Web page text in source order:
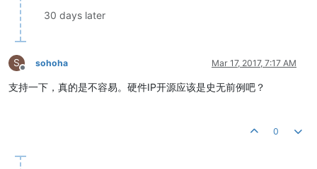
30 days later
S
Offline
sohoha Mar 17, 2017, 7:17 AM
支持一下，真的是不容易。硬件IP开源应该是史无前例吧？
0